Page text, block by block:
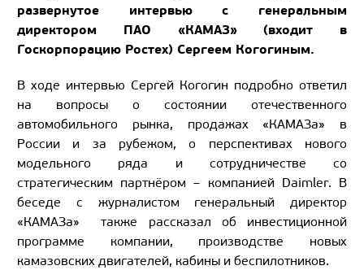
развернутое интервью с генеральным
директором ПАО «КАМАЗ» (входит в
Госкорпорацию Ростех) Сергеем Когогиным.
В ходе интервью Сергей Когогин подробно ответил
на вопросы о состоянии отечественного
автомобильного рынка, продажах «КАМАЗа» в
России и за рубежом, о перспективах нового
модельного ряда и сотрудничестве со
стратегическим партнёром – компанией Daimler. В
беседе с журналистом генеральный директор
«КАМАЗа» также рассказал об инвестиционной
программе компании, производстве новых
камазовских двигателей, кабины и беспилотников.